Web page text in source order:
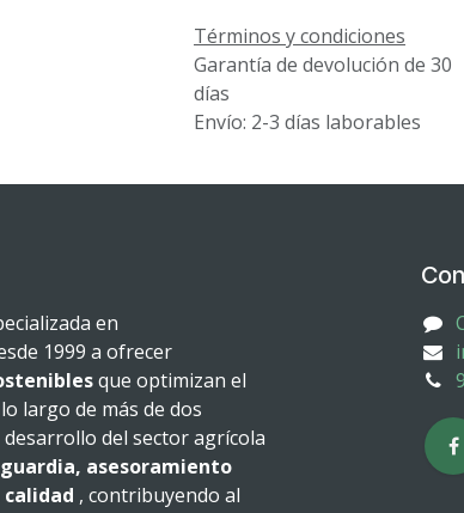
Términos y condiciones
Garantía de devolución de 30
días
Envío: 2-3 días laborables
en
1999 a ofrecer
que optimizan el
largo de más de dos
del sector agrícola
asesoramiento
, contribuyendo al